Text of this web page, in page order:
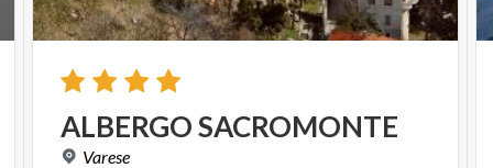
ALBERGOSACROMONTE
Varese